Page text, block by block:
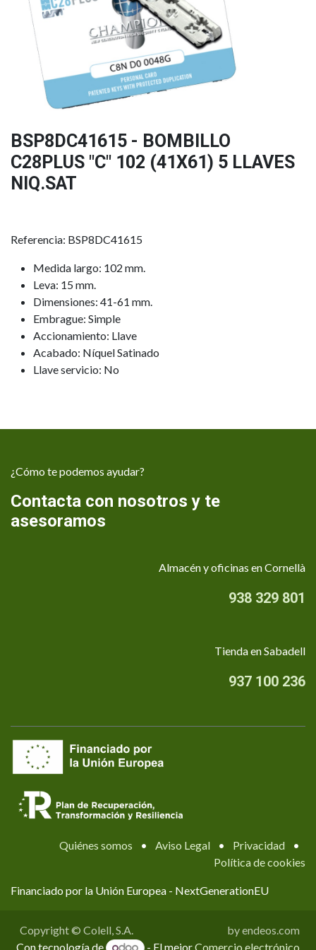
BSP8DC41615 - BOMBILLO
C28PLUS "C" 102 (41X61) 5 LLAVES
NIQ.SAT
Referencia: BSP8DC41615
Medida largo: 102 mm.
Leva: 15 mm.
Dimensiones: 41-61 mm.
Embrague: Simple
Accionamiento: Llave
Acabado: Níquel Satinado
Llave servicio: No
¿Cómo te podemos ayudar?
Contacta con nosotros y te
asesoramos
Almacén y oficinas en Cornellà
938 329 801
Tienda en Sabadell
937 100 236
Quiénes somos • Aviso Legal • Privacidad
•
Política de cookies
Financiado por la Unión Europea - NextGenerationEU
Copyright © Colell, S.A.
by endeos.com
Con tecnología de
- El mejorComercio electrónico